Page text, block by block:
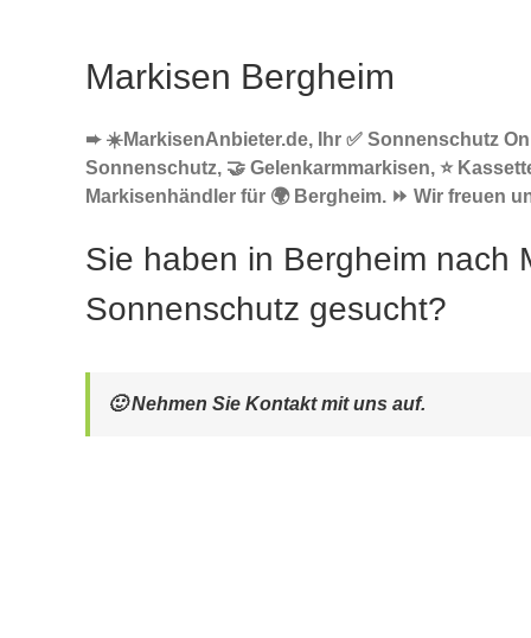
Markisen Bergheim
➨ ☀️MarkisenAnbieter.de, Ihr ✅ Sonnenschutz
Sonnenschutz, 🤝 Gelenkarmmarkisen, ⭐
Markisenhändler für 🌍 Bergheim. ⏩ Wir freuen
Sie haben in Bergheim nach
Sonnenschutz gesucht?
🙂 Nehmen Sie Kontakt mit uns auf.